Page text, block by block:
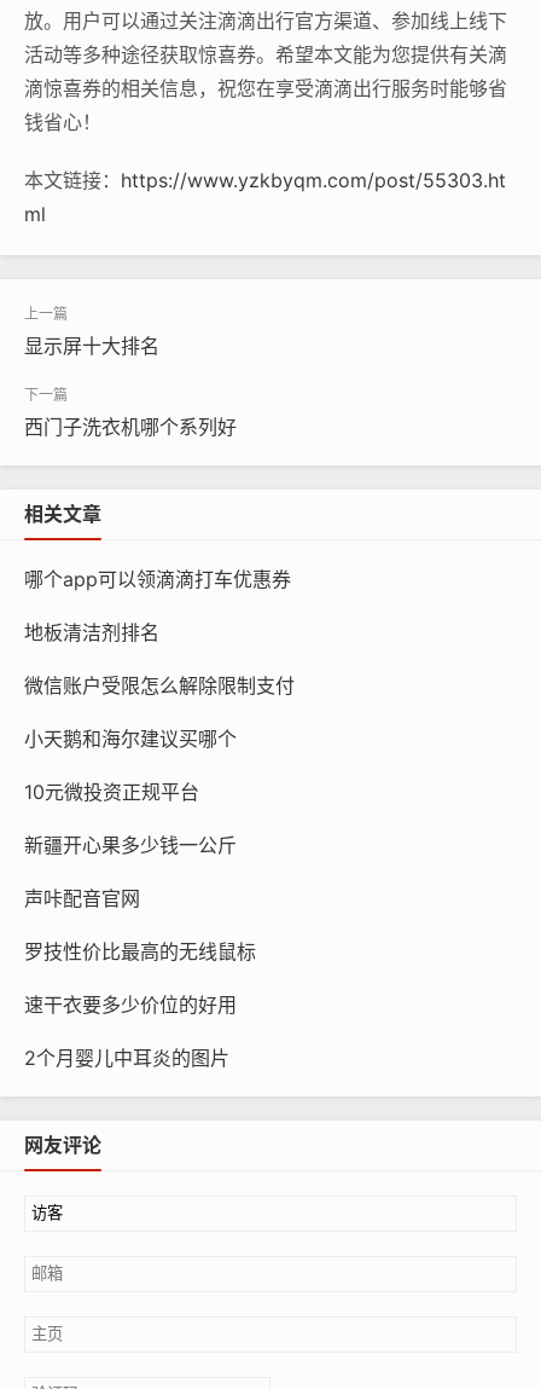
放。用户可以通过关注滴滴出行官方渠道、参加线上线下
活动等多种途径获取惊喜券。希望本文能为您提供有关滴
滴惊喜券的相关信息，祝您在享受滴滴出行服务时能够省
钱省心！
本文链接： https://www.yzkbyqm.com/post/55303.ht
ml
显示屏十大排名
西门子洗衣机哪个系列好
相关文章
哪个app可以领滴滴打车优惠券
地板清洁剂排名
微信账户受限怎么解除限制支付
小天鹅和海尔建议买哪个
10元微投资正规平台
新疆开心果多少钱一公斤
声咔配音官网
罗技性价比最高的无线鼠标
速干衣要多少价位的好用
2个月婴儿中耳炎的图片
网友评论